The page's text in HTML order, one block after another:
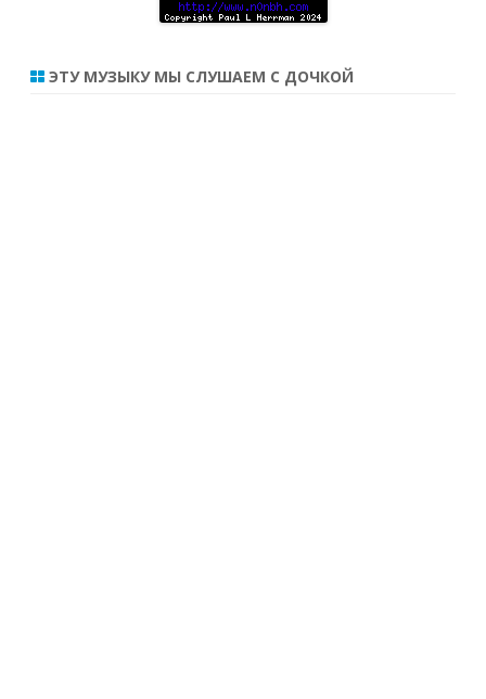
ЭТУ МУЗЫКУ МЫ СЛУШАЕМ С ДОЧКОЙ